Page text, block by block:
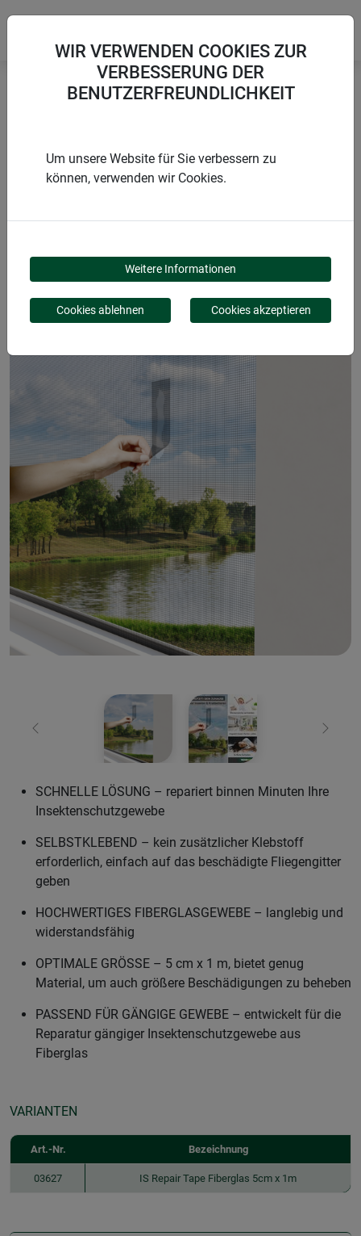
REPAIR TAPE FÜR
FLIEGENGITTER
Zurück Weiter
SCHNELLE LÖSUNG – repariert binnen Minuten Ihre
Insektenschutzgewebe
SELBSTKLEBEND – kein zusätzlicher Klebstoff
erforderlich, einfach auf das beschädigte Fliegengitter
geben
HOCHWERTIGES FIBERGLASGEWEBE – langlebig und
widerstandsfähig
OPTIMALE GRÖSSE – 5 cm x 1 m, bietet genug
Material, um auch größere Beschädigungen zu beheben
PASSEND FÜR GÄNGIGE GEWEBE – entwickelt für die
Reparatur gängiger Insektenschutzgewebe aus
Fiberglas
VARIANTEN
Art.-Nr. Bezeichnung
03627 IS Repair Tape Fiberglas 5cm x 1m
WIR VERWENDEN COOKIES ZUR
VERBESSERUNG DER
BENUTZERFREUNDLICHKEIT
Um unsere Website für Sie verbessern zu
können, verwenden wir Cookies.
Weitere Informationen
Cookies ablehnen Cookies akzeptieren